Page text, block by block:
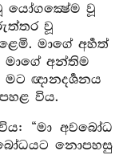
යෝගක්‍ෂේම වූ
වූ
මාගේ අර්‍හත්
මාගේ අන්තිම
ඥානදර්‍ශනය
විය.
“මා අවබෝධ
නොපහසු